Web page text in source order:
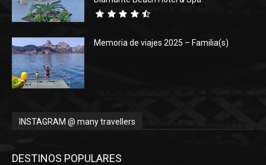
Memoria de viajes 2025 – Familia(s)
INSTAGRAM @ many travellers
DESTINOS POPULARES